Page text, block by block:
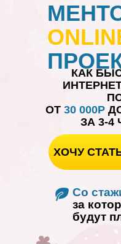
Со
за
будут
КАК
ОТ 30 000Р
ЗА 3-4
ХОЧУ